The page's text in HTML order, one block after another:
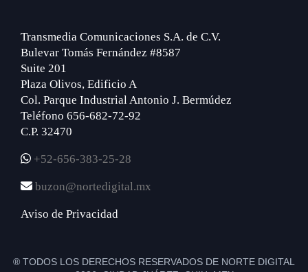
Transmedia Comunicaciones S.A. de C.V.
Bulevar Tomás Fernández #8587
Suite 201
Plaza Olivos, Edificio A
Col. Parque Industrial Antonio J. Bermúdez
Teléfono 656-682-72-92
C.P. 32470
+52-656-383-25-28
buzon@nortedigital.mx
Aviso de Privacidad
® TODOS LOS DERECHOS RESERVADOS DE NORTE DIGITAL